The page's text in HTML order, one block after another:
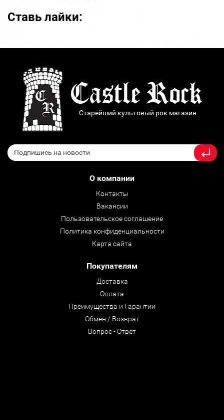
Ставь лайки:
Старейший культовый рок магазин
О компании
Контакты
Вакансии
Пользовательское соглашение
Политика конфиденциальности
Карта сайта
Покупателям
Доставка
Оплата
Преимущества и Гарантии
Обмен / Возврат
Вопрос - Ответ